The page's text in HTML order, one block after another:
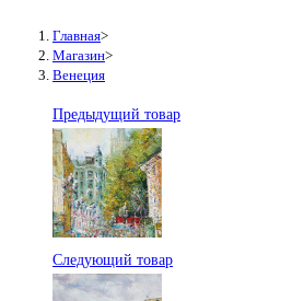
Главная>
Магазин>
Венеция
Предыдущий товар
Следующий товар